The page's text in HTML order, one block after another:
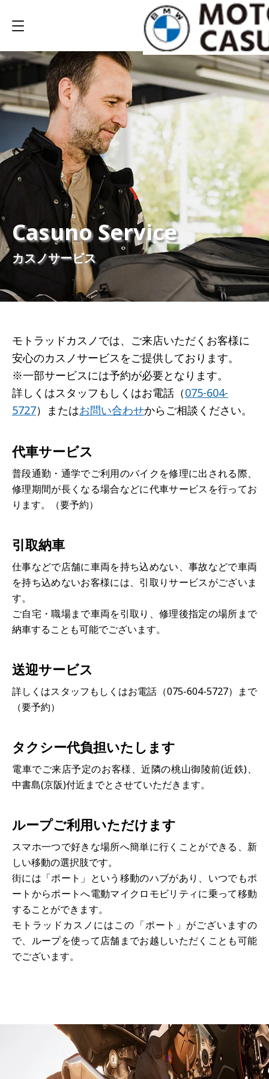
Casuno Service
カスノサービス
モトラッドカスノでは、ご来店いただくお客様に
安心のカスノサービスをご提供しております。
※一部サービスには予約が必要となります。
詳しくはスタッフもしくはお電話（075-604-
5727）またはお問い合わせからご相談ください。
代車サービス
普段通勤・通学でご利用のバイクを修理に出される際、
修理期間が長くなる場合などに代車サービスを行ってお
ります。（要予約）
引取納車
仕事などで店舗に車両を持ち込めない、事故などで車両
を持ち込めないお客様には、引取りサービスがございま
す。
ご自宅・職場まで車両を引取り、修理後指定の場所まで
納車することも可能でございます。
送迎サービス
詳しくはスタッフもしくはお電話（075-604-5727）まで
（要予約）
タクシー代負担いたします
電車でご来店予定のお客様、近隣の桃山御陵前(近鉄)、
中書島(京阪)付近までとさせていただきます。
ループご利用いただけます
スマホ一つで好きな場所へ簡単に行くことができる、新
しい移動の選択肢です。
街には「ポート」という移動のハブがあり、いつでもポ
ートからポートへ電動マイクロモビリティに乗って移動
することができます。
モトラッドカスノにはこの「ポート」がございますの
で、ループを使って店舗までお越しいただくことも可能
でございます。